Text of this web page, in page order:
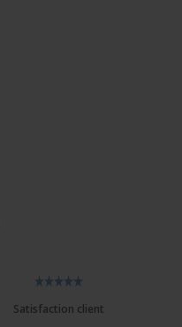
Satisfaction client